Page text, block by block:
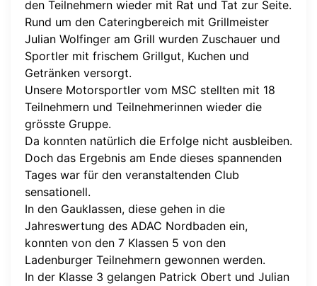
den Teilnehmern wieder mit Rat und Tat zur Seite.
Rund um den Cateringbereich mit Grillmeister
Julian Wolfinger am Grill wurden Zuschauer und
Sportler mit frischem Grillgut, Kuchen und
Getränken versorgt.
Unsere Motorsportler vom MSC stellten mit 18
Teilnehmern und Teilnehmerinnen wieder die
grösste Gruppe.
Da konnten natürlich die Erfolge nicht ausbleiben.
Doch das Ergebnis am Ende dieses spannenden
Tages war für den veranstaltenden Club
sensationell.
In den Gauklassen, diese gehen in die
Jahreswertung des ADAC Nordbaden ein,
konnten von den 7 Klassen 5 von den
Ladenburger Teilnehmern gewonnen werden.
In der Klasse 3 gelangen Patrick Obert und Julian